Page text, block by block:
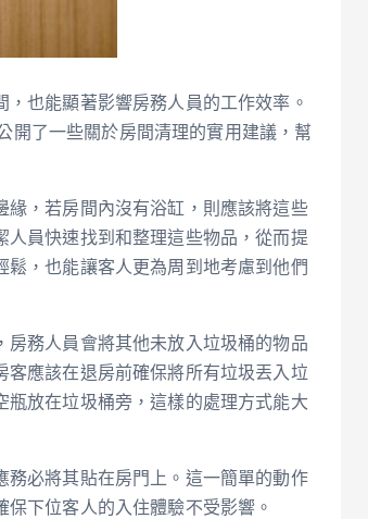
也能顯著影響房務人員的工作效率。
開了一些關於房間清理的實用建議，幫
，若房間內沒有浴缸，則應該將這些
員快速找到和整理這些物品，從而提
，也能讓客人更為周到地考慮到他們
房務人員會將其他未放入垃圾桶的物品
應該在退房前確保將所有垃圾丟入垃
放在垃圾桶旁，這樣的處理方式能大
務必將其貼在房門上。這一簡單的動作
下位客人的入住體驗不受影響。